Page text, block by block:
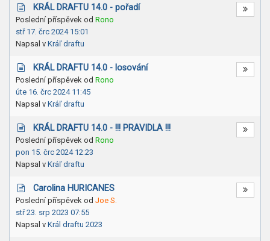
KRÁL DRAFTU 14.0 - pořadí
Poslední příspěvek od Rono
stř 17. črc 2024 15:01
Napsal v Kráľ draftu
KRÁL DRAFTU 14.0 - losování
Poslední příspěvek od Rono
úte 16. črc 2024 11:45
Napsal v Kráľ draftu
KRÁL DRAFTU 14.0 - !!! PRAVIDLA !!!
Poslední příspěvek od Rono
pon 15. črc 2024 12:23
Napsal v Kráľ draftu
Carolina HURICANES
Poslední příspěvek od Joe S.
stř 23. srp 2023 07:55
Napsal v Král draftu 2023